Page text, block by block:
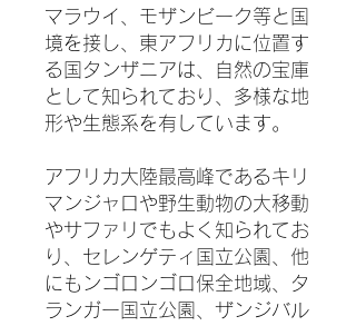
マラウイ、モザンビーク等と国
境を接し、東アフリカに位置す
る国タンザニアは、自然の宝庫
として知られており、多様な地
形や生態系を有しています。
アフリカ大陸最高峰であるキリ
マンジャロや野生動物の大移動
やサファリでもよく知られてお
り、セレンゲティ国立公園、他
にもンゴロンゴロ保全地域、タ
ランガー国立公園、ザンジバル